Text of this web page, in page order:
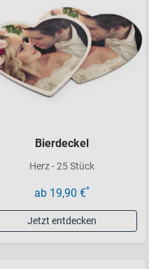
Bierdeckel
Herz - 25 Stück
ab 19,90 €*
Jetzt entdecken